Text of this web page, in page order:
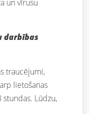
un vīrusu
darbības
traucējumi,
lietošanas
Lūdzu,